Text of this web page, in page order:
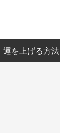
運を上げる方法